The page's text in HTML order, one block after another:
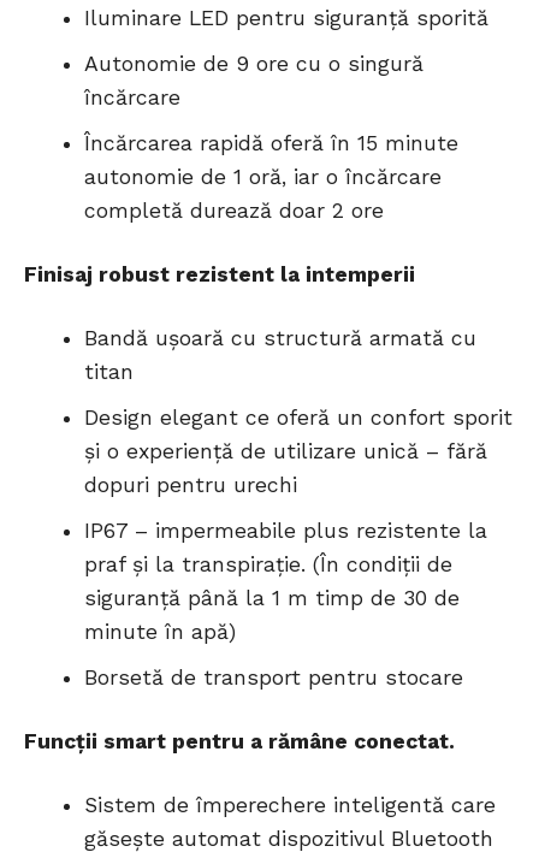
Iluminare LED pentru siguranță sporită
Autonomie de 9 ore cu o singură
încărcare
Încărcarea rapidă oferă în 15 minute
autonomie de 1 oră, iar o încărcare
completă durează doar 2 ore
Finisaj robust rezistent la intemperii
Bandă ușoară cu structură armată cu
titan
Design elegant ce oferă un confort sporit
și o experiență de utilizare unică – fără
dopuri pentru urechi
IP67 – impermeabile plus rezistente la
praf și la transpirație. (În condiții de
siguranță până la 1 m timp de 30 de
minute în apă)
Borsetă de transport pentru stocare
Funcții smart pentru a rămâne conectat.
Sistem de împerechere inteligentă care
găsește automat dispozitivul Bluetooth